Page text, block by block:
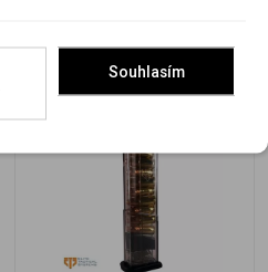
Porovnat
840 Kč
Souhlasím